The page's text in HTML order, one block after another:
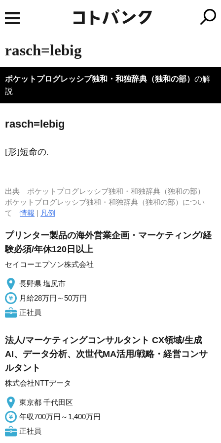
rasch=lebig
ポケットプログレッシブ独和・和独辞典（独和の部） の解
説
rasch=lebig
[形]短命の.
出典 ポケットプログレッシブ独和・和独辞典（独和の部）
ポケットプログレッシブ独和・和独辞典（独和の部）につい
て情報 | 凡例
プリンター製品の海外営業企画・マーケティング/経
験必須/年休120日以上
セイコーエプソン株式会社
長野県 塩尻市
月給28万円～50万円
正社員
法人/マーケティングコンサルタント CX領域/生成
AI、データ分析、次世代MA活用/戦略・経営コンサ
ルタント
株式会社NTTデータ
東京都 千代田区
年収700万円～1,400万円
正社員